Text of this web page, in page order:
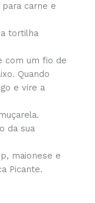
carne e
tortilha
com um fio de
Quando
e vire a
da sua
maionese e
Picante.